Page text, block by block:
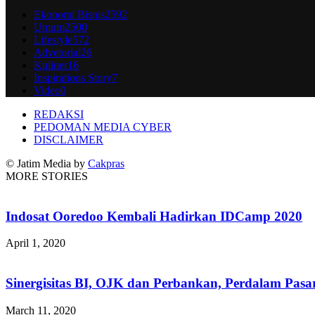
Ekonomi Bisnis2592
Umum2500
Lifestyle572
Advetorial26
Kuliner16
Inspirations Story7
Video0
REDAKSI
PEDOMAN MEDIA CYBER
DISCLAIMER
© Jatim Media by Cakpras
MORE STORIES
Indosat Ooredoo Kembali Hadirkan IDCamp 2020
April 1, 2020
Sinergisitas BI, OJK dan Perbankan, Perdalam
March 11, 2020